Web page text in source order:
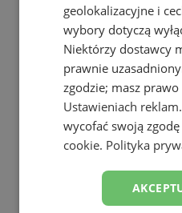
geolokalizacyjne i
wybory dotyczą
Niektórzy dostawcy
prawnie
zgodzie; masz
Ustawieniach reklam
wycofać swoją
cookie. Polityka